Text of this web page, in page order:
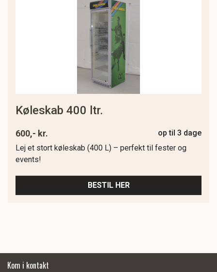
køleskab 400 ltr.
600,- kr.
op til 3 dage
Lej et stort køleskab (400 L) – perfekt til fester og
events!
BESTIL HER
Kom i kontakt